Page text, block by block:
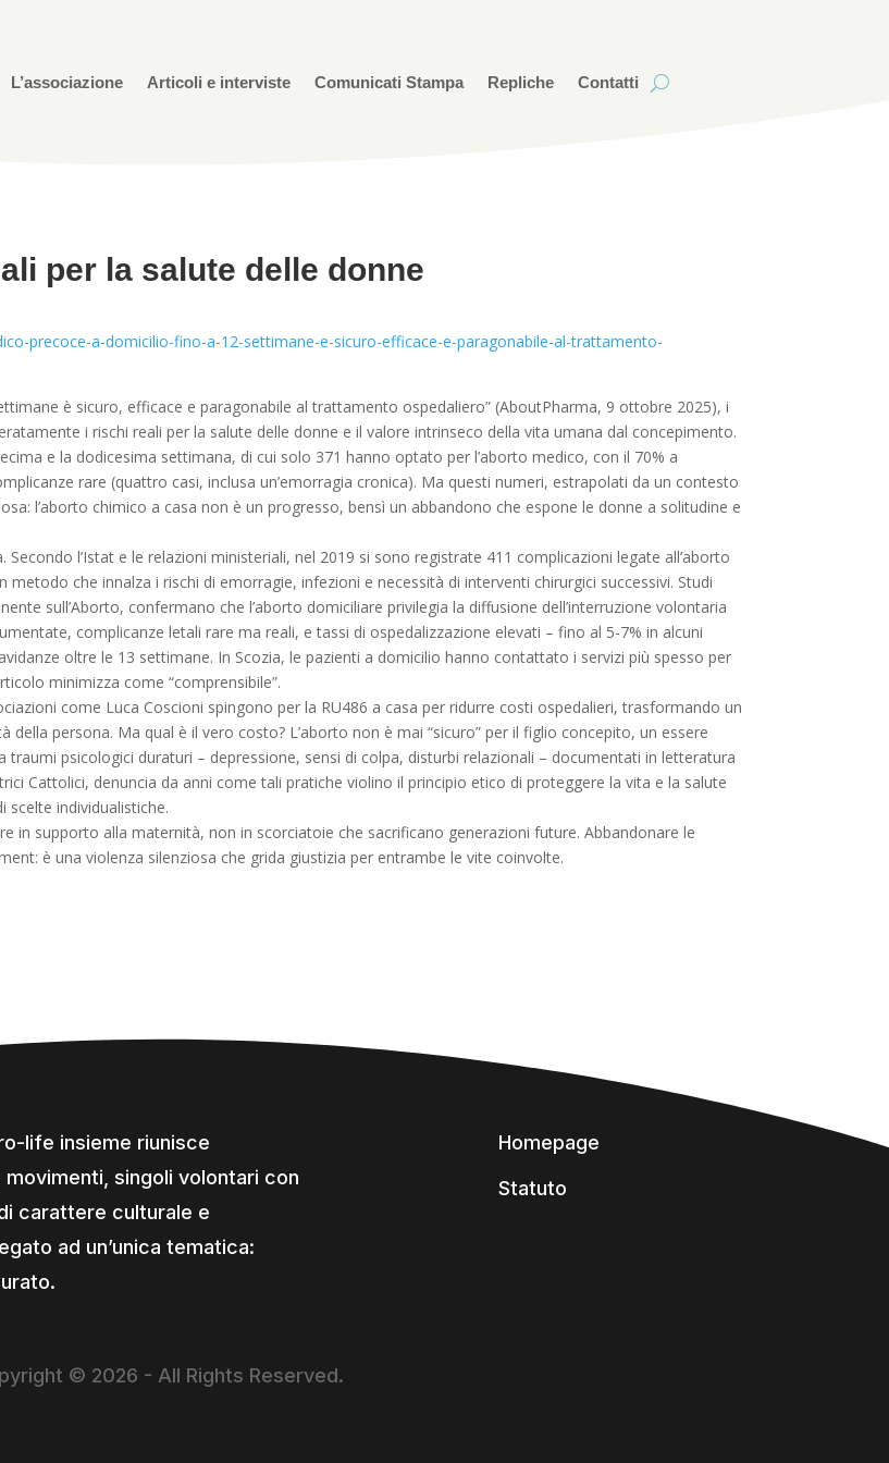
L’associazione Articoli e interviste Comunicati Stampa Repliche Contatti
per la salute delle donne
precoce-a-domicilio-fino-a-12-settimane-e-sicuro-efficace-e-paragonabile-al-trattamento-
è sicuro, efficace e paragonabile al trattamento ospedaliero” (AboutPharma, 9 ottobre 2025), i
i rischi reali per la salute delle donne e il valore intrinseco della vita umana dal concepimento.
e la dodicesima settimana, di cui solo 371 hanno optato per l’aborto medico, con il 70% a
rare (quattro casi, inclusa un’emorragia cronica). Ma questi numeri, estrapolati da un contesto
l’aborto chimico a casa non è un progresso, bensì un abbandono che espone le donne a solitudine e
l’Istat e le relazioni ministeriali, nel 2019 si sono registrate 411 complicazioni legate all’aborto
che innalza i rischi di emorragie, infezioni e necessità di interventi chirurgici successivi. Studi
sull’Aborto, confermano che l’aborto domiciliare privilegia la diffusione dell’interruzione volontaria
complicanze letali rare ma reali, e tassi di ospedalizzazione elevati – fino al 5-7% in alcuni
oltre le 13 settimane. In Scozia, le pazienti a domicilio hanno contattato i servizi più spesso per
minimizza come “comprensibile”.
come Luca Coscioni spingono per la RU486 a casa per ridurre costi ospedalieri, trasformando un
persona. Ma qual è il vero costo? L’aborto non è mai “sicuro” per il figlio concepito, un essere
psicologici duraturi – depressione, sensi di colpa, disturbi relazionali – documentati in letteratura
Cattolici, denuncia da anni come tali pratiche violino il principio etico di proteggere la vita e la salute
scelte individualistiche.
in supporto alla maternità, non in scorciatoie che sacrificano generazioni future. Abbandonare le
è una violenza silenziosa che grida giustizia per entrambe le vite coinvolte.
life insieme riunisce
movimenti, singoli volontari con
carattere culturale e
ad un’unica tematica:
Homepage
Statuto
© 2026 - All Rights Reserved.